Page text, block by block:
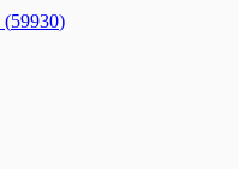
(59930)